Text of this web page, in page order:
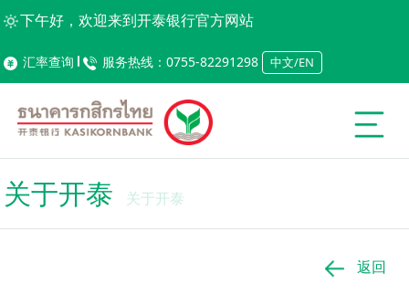
下午好，欢迎来到开泰银行官方网站
汇率查询 服务热线：0755-82291298 中文/EN
关于开泰 关于开泰
返回